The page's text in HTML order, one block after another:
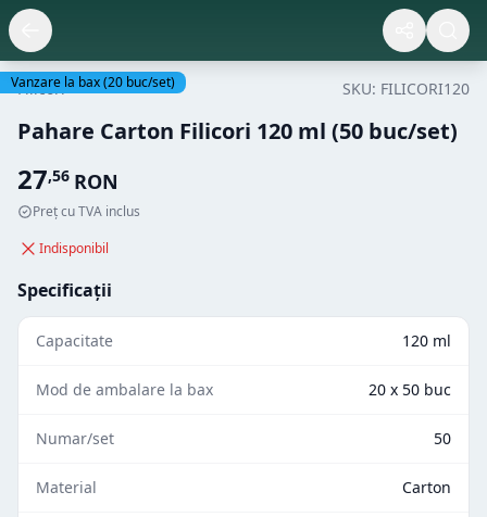
Vanzare la bax(20 buc/set)
Filicori SKU: FILICORI120
Pahare Carton Filicori 120 ml (50 buc/set)
27,56 RON
Preț cu TVA inclus
Indisponibil
Specificații
Capacitate 120 ml
Mod de ambalare la bax 20 x 50 buc
Numar/set 50
Material Carton